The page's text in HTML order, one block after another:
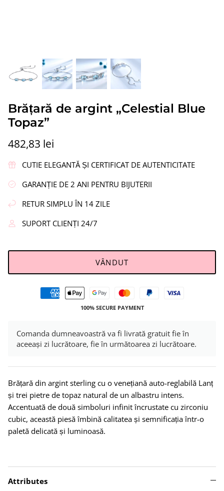
Cercei din argint „Coroană”
336,86 lei
217,09 lei
Brățară de argint „Celestial Blue
Topaz”
482,83 lei
CUTIE ELEGANTĂ ȘI CERTIFICAT DE AUTENTICITATE
GARANȚIE DE 2 ANI PENTRU BIJUTERII
RETUR SIMPLU ÎN 14 ZILE
SUPORT CLIENȚI 24/7
VÂNDUT
100% SECURE PAYMENT
Comanda dumneavoastră va fi livrată gratuit fie în
aceeași zi lucrătoare, fie în următoarea zi lucrătoare.
Brățară din argint sterling cu o venețiană auto-reglabilă Lanț
și trei pietre de topaz natural de un albastru intens.
Accentuată de două simboluri infinit încrustate cu zirconiu
cubic, această piesă îmbină calitatea și semnificația într-o
paletă delicată și luminoasă.
Attributes